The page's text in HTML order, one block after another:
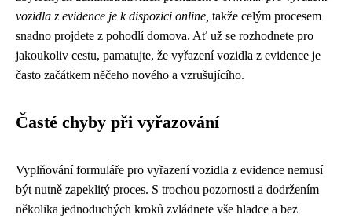
vozidla z evidence je k dispozici online, takže celým procesem
snadno projdete z pohodlí domova. Ať už se rozhodnete pro
jakoukoliv cestu, pamatujte, že vyřazení vozidla z evidence je
často začátkem něčeho nového a vzrušujícího.
Časté chyby při vyřazování
Vyplňování formuláře pro vyřazení vozidla z evidence nemusí
být nutně zapeklitý proces. S trochou pozornosti a dodržením
několika jednoduchých kroků zvládnete vše hladce a bez